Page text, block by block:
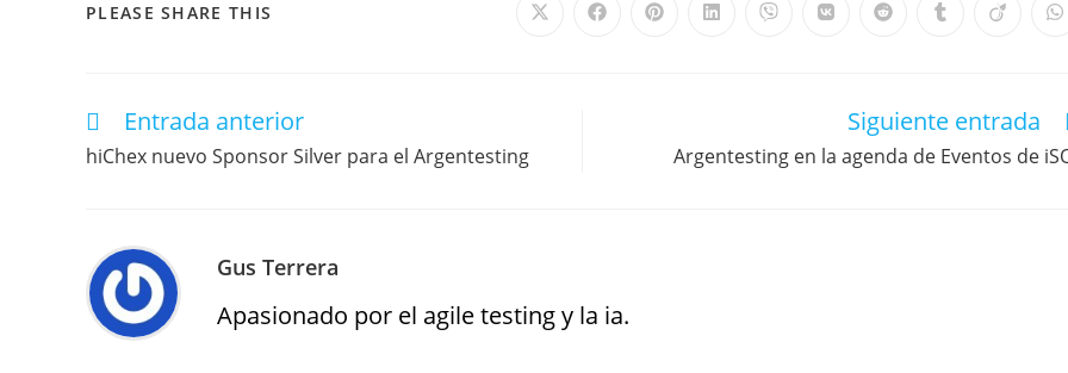
PLEASE SHARE THIS
Entrada anterior
hiChex nuevo Sponsor Silver para el Argentesting
Siguiente entrada
Argentesting en la agenda de Eventos de
Gus Terrera
Apasionado por el agile testing y la ia.